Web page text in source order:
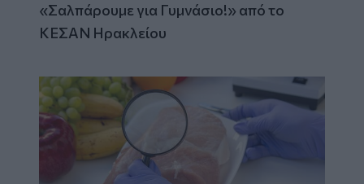
«Σαλπάρουμε για Γυμνάσιο!» από το
ΚΕΣΑΝ Ηρακλείου